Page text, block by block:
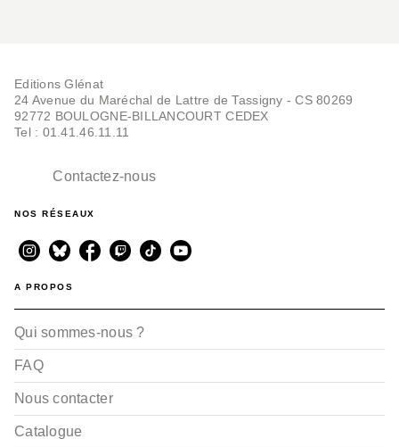
Editions Glénat
24 Avenue du Maréchal de Lattre de Tassigny - CS 80269
92772 BOULOGNE-BILLANCOURT CEDEX
Tel : 01.41.46.11.11
Contactez-nous
NOS RÉSEAUX
A PROPOS
Qui sommes-nous ?
FAQ
Nous contacter
Catalogue